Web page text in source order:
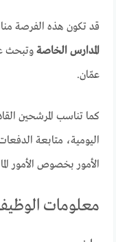
قد تكون هذه الفرصة
المدارس الخاصةوتبحث
عمّان.
كما تناسب المرشحين
اليومية، متابعة
الأمور بخصوص الأمور
معلومات